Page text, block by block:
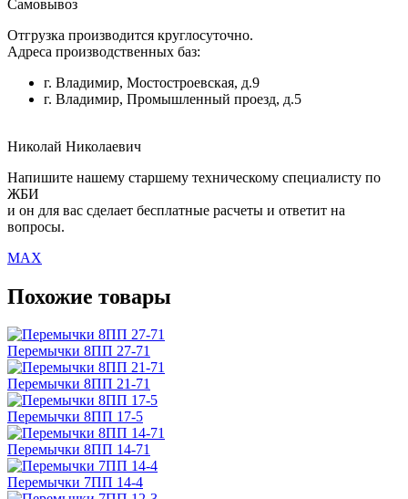
Самовывоз
Отгрузка производится круглосуточно.
Адреса производственных баз:
г. Владимир, Мостостроевская, д.9
г. Владимир, Промышленный проезд, д.5
Николай Николаевич
Напишите нашему старшему техническому специалисту по
ЖБИ
и он для вас сделает бесплатные расчеты и ответит на
вопросы.
MAX
Похожие товары
Перемычки 8ПП 27-71
Перемычки 8ПП 21-71
Перемычки 8ПП 17-5
Перемычки 8ПП 14-71
Перемычки 7ПП 14-4